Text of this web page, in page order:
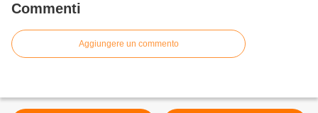
Commenti
Aggiungere un commento